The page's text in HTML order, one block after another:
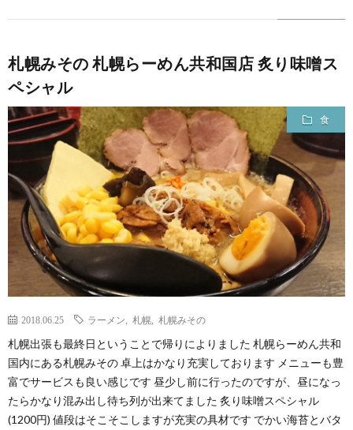
札幌みその 札幌らーめん共和国店 炙り味噌ス
ペシャル
食
2018.06.25 ラーメン 札幌 札幌みその
札幌出張も最終日ということで帰りによりました 札幌らーめん共和
国内にある札幌みその 卓上はかなり充実しております メニューも豊
富でサービスも良い感じです 昼少し前に行ったのですが、昼になっ
たらかなり混み出し待ち列が出来てました 炙り味噌スペシャル
(1200円) 値段はそこそこしますが充実の具材です でかい海苔とバタ